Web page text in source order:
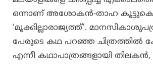
ഒന്നാണ് അശോകൻ-താഹ
‘മൂക്കില്ലാരാജ്യത്ത്’.
പേരുടെ കഥ പറഞ്ഞ ചിത്രത്തിൽ
എന്നീ കഥാപാത്രങ്ങളായി തിലകൻ,